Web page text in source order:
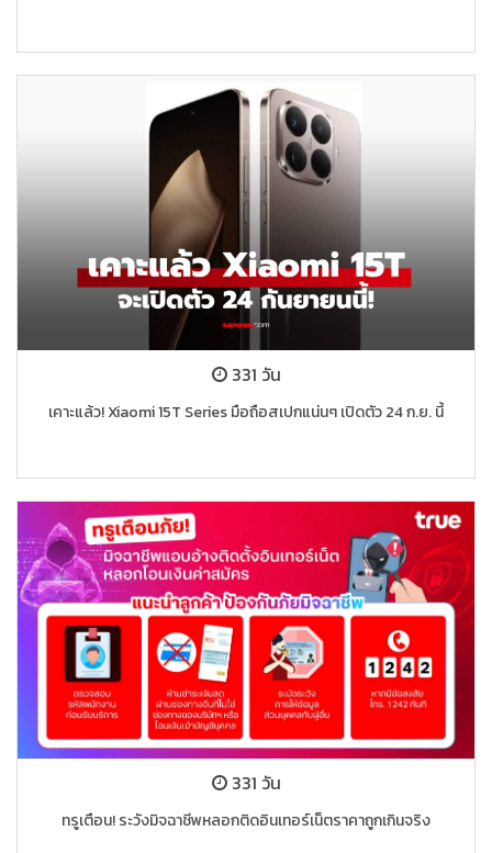
331 วัน
เคาะแล้ว! Xiaomi 15T Series มือถือสเปกแน่นๆ เปิดตัว 24 ก.ย. นี้
331 วัน
ทรูเตือน! ระวังมิจฉาชีพหลอกติดอินเทอร์เน็ตราคาถูกเกินจริง